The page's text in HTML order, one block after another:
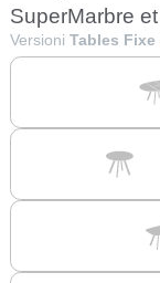
SuperMarbre
Versioni Tables